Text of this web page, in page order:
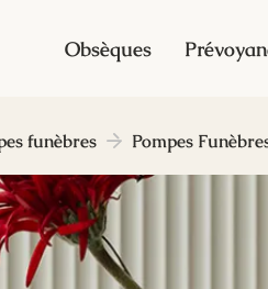
Obsèques
funèbres Pompes